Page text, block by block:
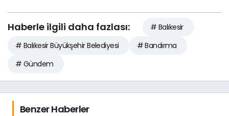
Haberle ilgili daha fazlası:
# Balıkesir
# Balıkesir Büyükşehir Belediyesi
# Bandırma
# Gündem
Benzer Haberler